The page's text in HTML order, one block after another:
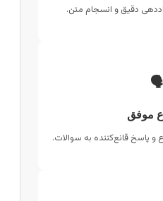
دقیق و انسجام متن.
قانع‌کننده به سوالات.